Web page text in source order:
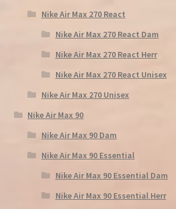
Nike Air Max 270 React
Nike Air Max 270 React Dam
Nike Air Max 270 React Herr
Nike Air Max 270 React Unisex
Nike Air Max 270 Unisex
Nike Air Max 90
Nike Air Max 90 Dam
Nike Air Max 90 Essential
Nike Air Max 90 Essential Dam
Nike Air Max 90 Essential Herr